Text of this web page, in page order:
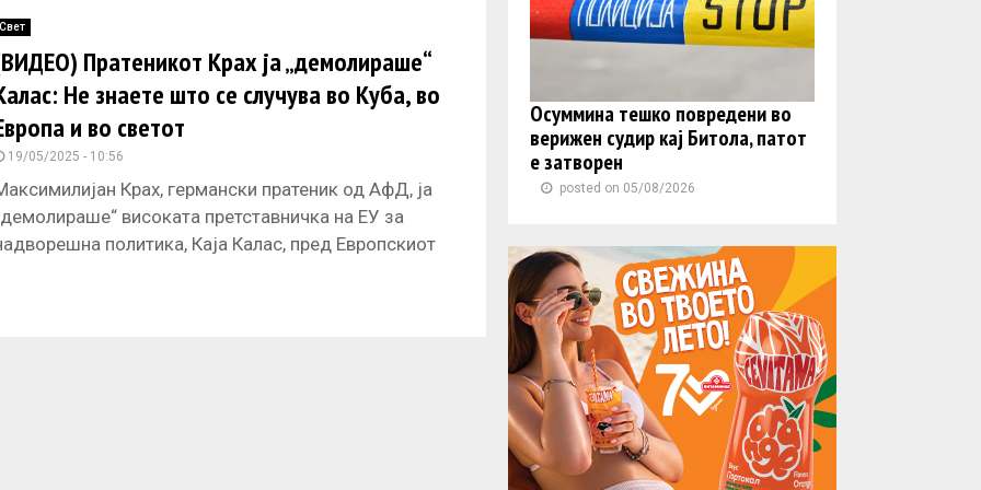
Свет
Пратеникот Крах ја „демолираше“
Не знаете што се случува во Куба, во
и во светот
19/05/2025 - 10:56
Крах, германски пратеник од АфД, ја
високата претставничка на ЕУ за
политика, Каја Калас, пред Европскиот
Осуммина тешко повредени во
верижен судир кај Битола, патот
е затворен
posted on 05/08/2026